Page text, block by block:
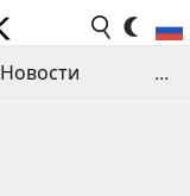
Новости
...